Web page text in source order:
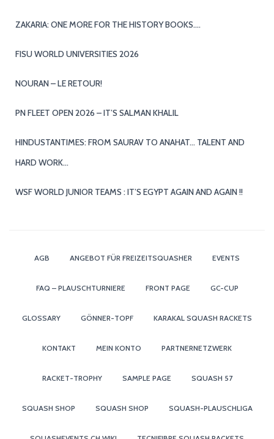
ZAKARIA: ONE MORE FOR THE HISTORY BOOKS….
FISU WORLD UNIVERSITIES 2026
NOURAN – LE RETOUR!
PN FLEET OPEN 2026 – IT’S SALMAN KHALIL
HINDUSTANTIMES: FROM SAURAV TO ANAHAT… TALENT AND
HARD WORK…
WSF WORLD JUNIOR TEAMS : IT’S EGYPT AGAIN AND AGAIN !!
AGB ANGEBOT FÜR FREIZEITSQUASHER EVENTS
FAQ – PLAUSCHTURNIERE FRONT PAGE GC-CUP
GLOSSARY GÖNNER-TOPF KARAKAL SQUASH RACKETS
KONTAKT MEIN KONTO PARTNERNETZWERK
RACKET-TROPHY SAMPLE PAGE SQUASH 57
SQUASH SHOP SQUASH SHOP SQUASH-PLAUSCHLIGA